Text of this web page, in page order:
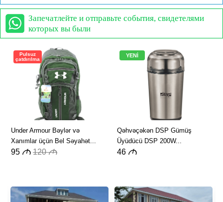
Запечатлейте и отправьте события, свидетелями
которых вы были